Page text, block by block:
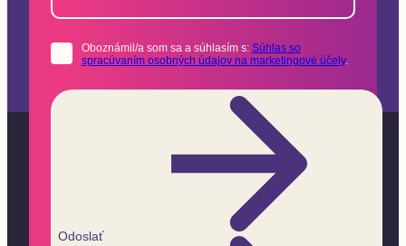
Oboznámil/a som sa a súhlasím s: Súhlas so
spracúvaním osobných údajov na marketingové účely.
Odoslať